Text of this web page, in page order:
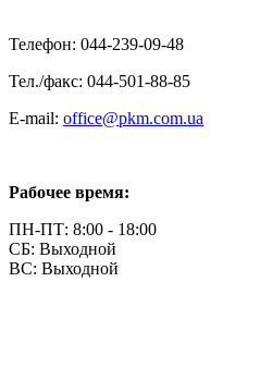
Телефон: 044-239-09-48
Тел./факс: 044-501-88-85
E-mail: office@pkm.com.ua
Рабочее время:
ПН-ПТ: 8:00 - 18:00
СБ: Выходной
ВС: Выходной